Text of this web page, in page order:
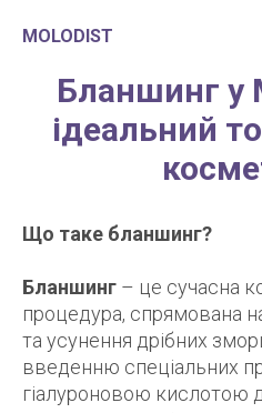
MOLODIST
Бланшинг у
ідеальний
Що таке бланшинг?
Бланшинг – це сучасна
процедура, спрямована
та усунення дрібних
введенню спеціальних
гіалуроновою кислотою